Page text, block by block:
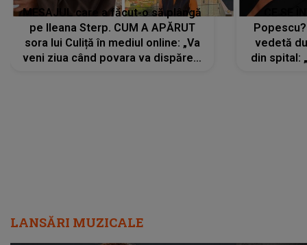
MESAJUL care a făcut-o să plângă
pe Ileana Sterp. CUM A APĂRUT
sora lui Culiță în mediul online: „Va
veni ziua când povara va dispărea,
vedetă
din spital:
LANSĂRI MUZICALE